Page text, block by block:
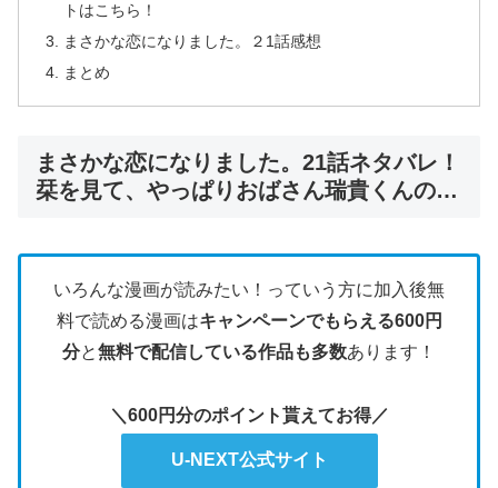
トはこちら！
まさかな恋になりました。２1話感想
まとめ
まさかな恋になりました。21話ネタバレ！
栞を見て、やっぱりおばさん瑞貴くんの…
いろんな漫画が読みたい！っていう方に加入後無
料で読める漫画はキャンペーンでもらえる600円
分と無料で配信している作品も多数あります！
＼600円分のポイント貰えてお得／
U-NEXT公式サイト